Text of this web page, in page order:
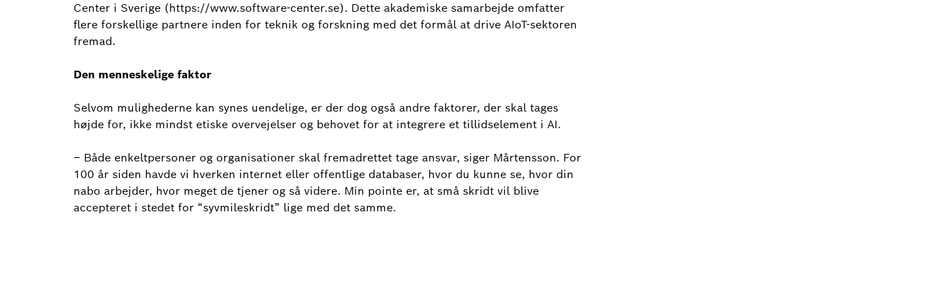
Center i Sverige (https://www.software-center.se). Dette akademiske samarbejde omfatter
flere forskellige partnere inden for teknik og forskning med det formål at drive AIoT-sektoren
fremad.
Den menneskelige faktor
Selvom mulighederne kan synes uendelige, er der dog også andre faktorer, der skal tages
højde for, ikke mindst etiske overvejelser og behovet for at integrere et tillidselement i AI.
– Både enkeltpersoner og organisationer skal fremadrettet tage ansvar, siger Mårtensson. For
100 år siden havde vi hverken internet eller offentlige databaser, hvor du kunne se, hvor din
nabo arbejder, hvor meget de tjener og så videre. Min pointe er, at små skridt vil blive
accepteret i stedet for “syvmileskridt” lige med det samme.